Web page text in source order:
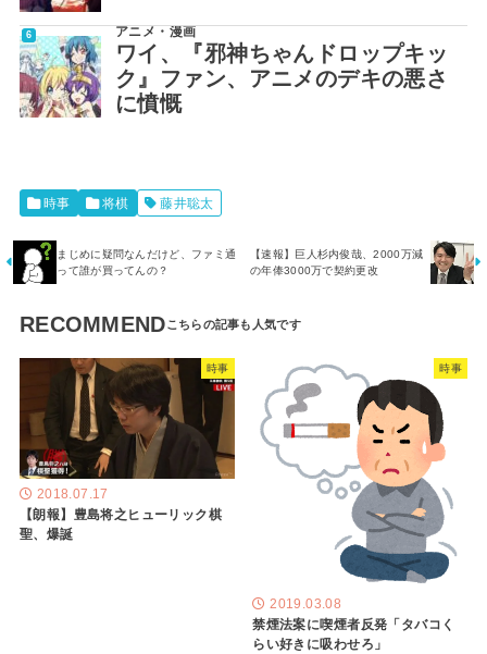
アニメ・漫画
ワイ、『邪神ちゃんドロップキッ
ク』ファン、アニメのデキの悪さ
に憤慨
時事 将棋 藤井聡太
まじめに疑問なんだけど、ファミ通
って誰が買ってんの？
【速報】巨人杉内俊哉、2000万減
の年俸3000万で契約更改
RECOMMEND
時事
2018.07.17
【朗報】豊島将之ヒューリック棋
聖、爆誕
時事
2019.03.08
禁煙法案に喫煙者反発「タバコく
らい好きに吸わせろ」